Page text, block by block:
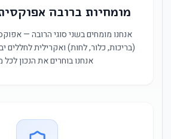
מומחיות ברובה
אנחנו מומחים בשני סוגי הרובה —
(בריכות, כלור, לחות) ואקרילית לחללים
אנחנו בוחרים את הנכון